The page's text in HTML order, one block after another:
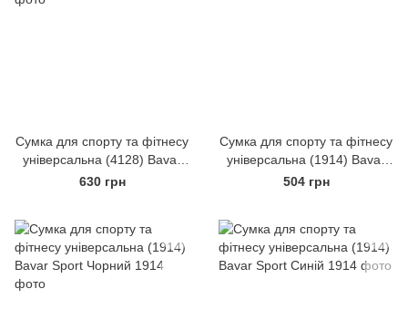
Сумка для спорту та фітнесу
універсальна (4128) Bavar
Sport Червоний
630 грн
Сумка для спорту та фітнесу
універсальна (1914) Bavar
Sport Сірий
504 грн